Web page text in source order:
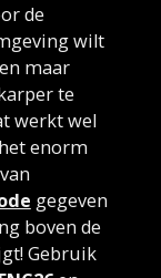
de
wilt
maar
te
werkt wel
enorm
gegeven
boven de
Gebruik